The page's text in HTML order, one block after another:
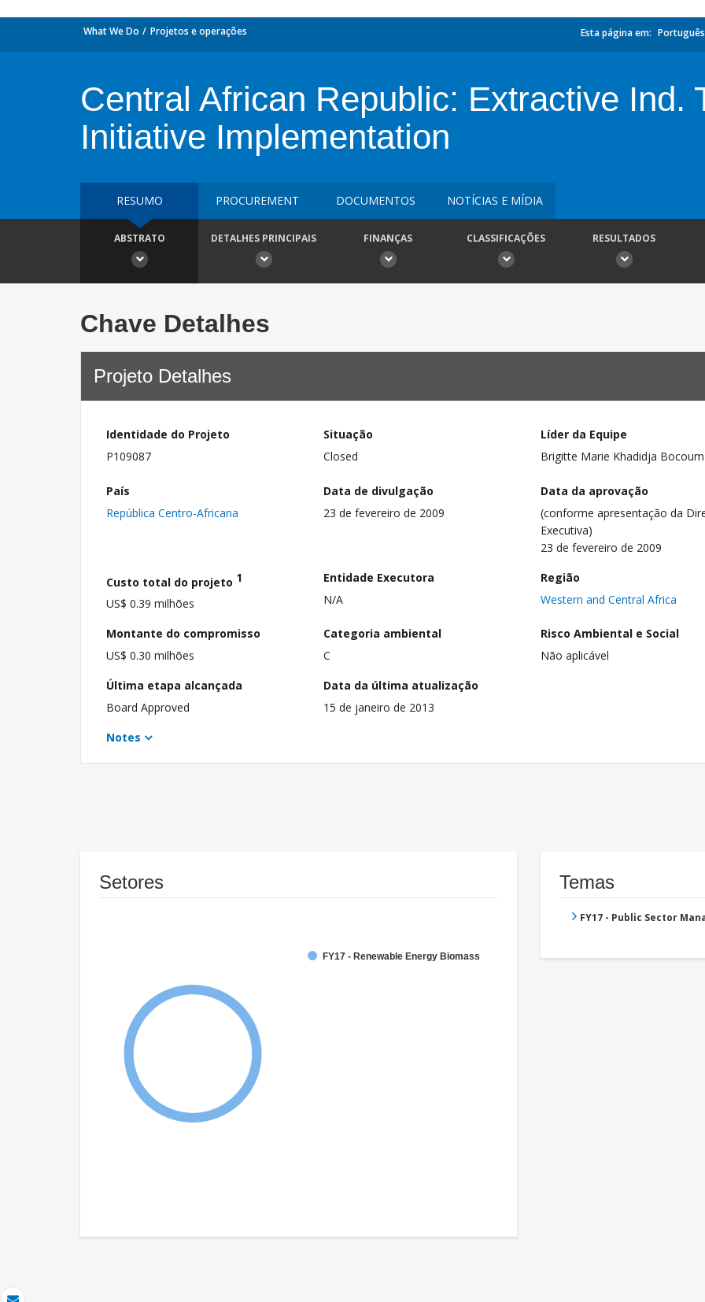
What We Do Projetos e operações Esta página em: Português
Central African Republic: Extractive Ind.
Initiative Implementation
RESUMO PROCUREMENT DOCUMENTOS NOTÍCIAS E MÍDIA
ABSTRATO DETALHES PRINCIPAIS FINANÇAS CLASSIFICAÇÕES RESULTADOS
Chave Detalhes
Projeto Detalhes
Identidade do Projeto
P109087
Situação
Closed
Líder da Equipe
Brigitte Marie Khadidja Bocoum
País
República Centro-Africana
Data de divulgação
23 de fevereiro de 2009
Data da aprovação
(conforme apresentação da
Executiva)
23 de fevereiro de 2009
Custo total do projeto 1
US$ 0.39 milhões
Entidade Executora
N/A
Região
Western and Central Africa
Montante do compromisso
US$ 0.30 milhões
Categoria ambiental
C
Risco Ambiental e Social
Não aplicável
Última etapa alcançada
Board Approved
Data da última atualização
15 de janeiro de 2013
Notes
Setores
FY17 - Renewable Energy Biomass
Temas
FY17 - Public Sector